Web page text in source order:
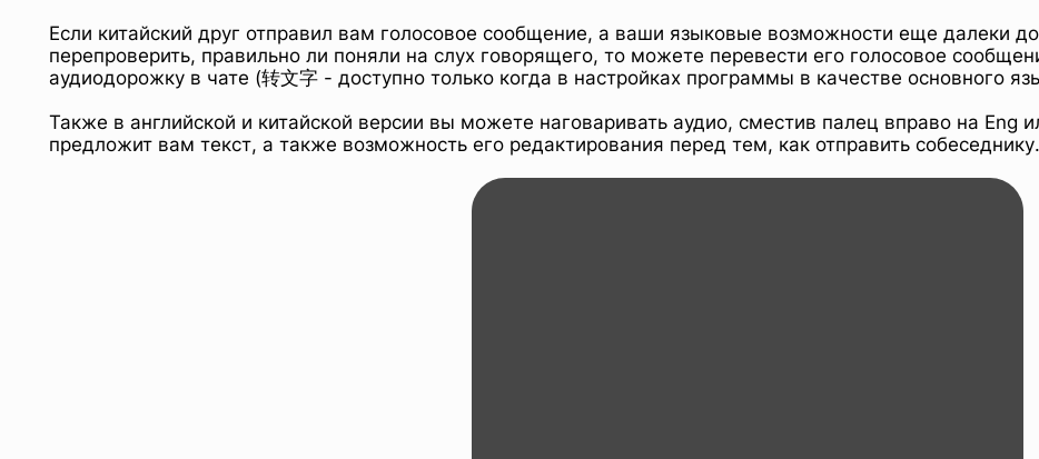
Если китайский друг отправил вам голосовое сообщение, а ваши языковые возможности еще далеки
перепроверить, правильно ли поняли на слух говорящего, то можете перевести его голосовое
аудиодорожку в чате (转文字 - доступно только когда в настройках программы в качестве основного
Также в английской и китайской версии вы можете наговаривать аудио, сместив палец вправо на Eng
предложит вам текст, а также возможность его редактирования перед тем, как отправить собеседнику.